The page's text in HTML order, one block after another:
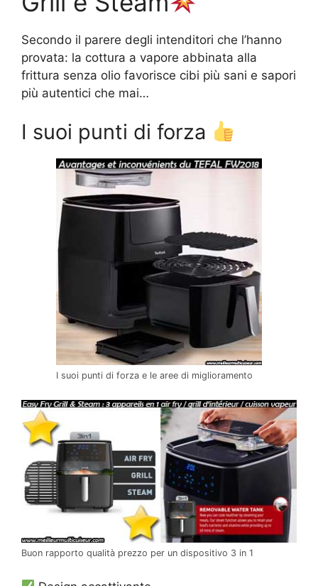
Secondo il parere degli intenditori che l’hanno
provata: la cottura a vapore abbinata alla
frittura senza olio favorisce cibi più sani e sapori
più autentici che mai…
I suoi punti di forza
I suoi punti di forza e le aree di miglioramento
Buon rapporto qualità prezzo per un dispositivo 3 in 1